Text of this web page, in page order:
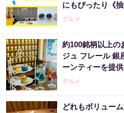
にもぴったり《
グルメ
約100銘柄以上の
ジュ フレール 銀
ーンティーを提
グルメ
どれもボリュー